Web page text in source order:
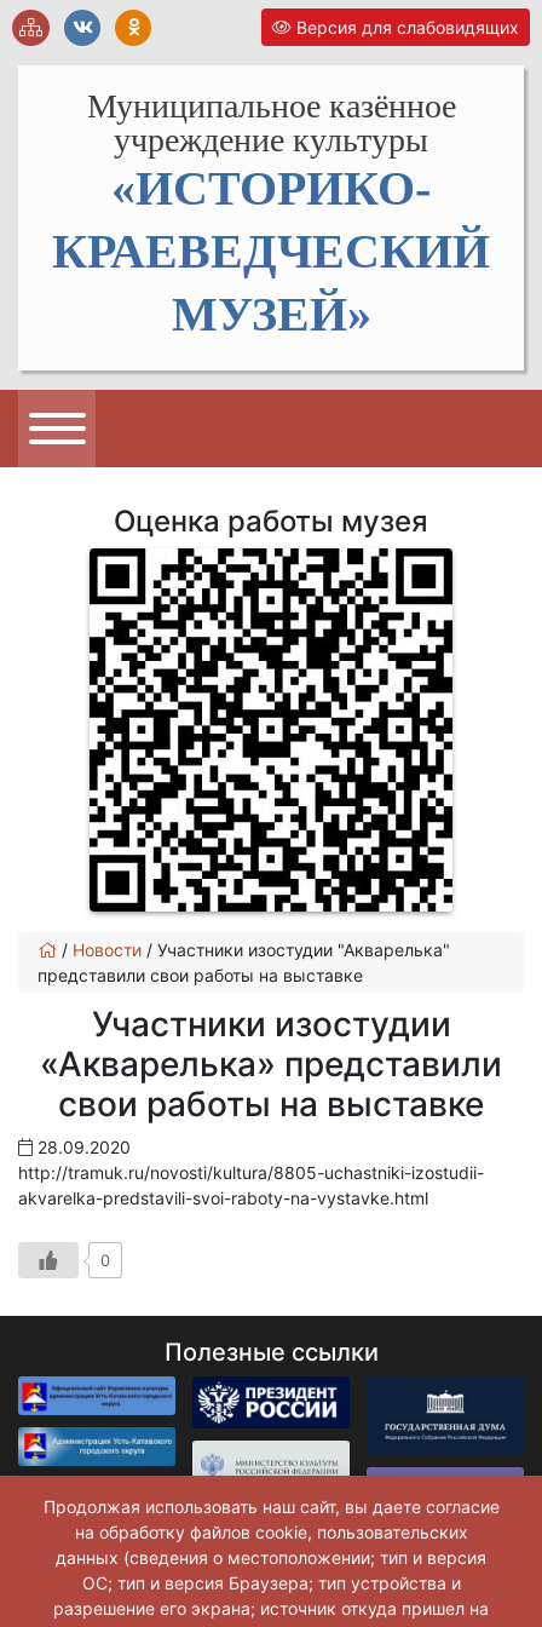
Версия для слабовидящих
Муниципальное казённое
учреждение культуры
«ИСТОРИКО-
КРАЕВЕДЧЕСКИЙ
МУЗЕЙ»
Оценка работы музея
/ Новости / Участники изостудии "Акварелька"
представили свои работы на выставке
Участники изостудии
«Акварелька» представили
свои работы на выставке
28.09.2020
http://tramuk.ru/novosti/kultura/8805-uchastniki-izostudii-
akvarelka-predstavili-svoi-raboty-na-vystavke.html
0
Полезные ссылки
Продолжая использовать наш сайт, вы даете согласие
на обработку файлов cookie, пользовательских
данных (сведения о местоположении; тип и версия
ОС; тип и версия Браузера; тип устройства и
разрешение его экрана; источник откуда пришел на